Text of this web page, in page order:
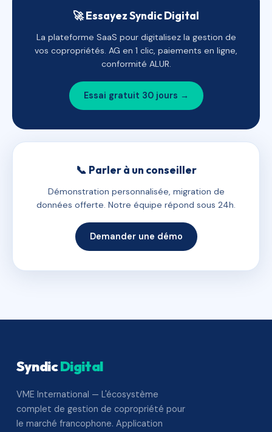
🚀 Essayez Syndic Digital
La plateforme SaaS pour digitalisez la gestion de
vos copropriétés. AG en 1 clic, paiements en ligne,
conformité ALUR.
Essai gratuit 30 jours →
📞 Parler à un conseiller
Démonstration personnalisée, migration de
données offerte. Notre équipe répond sous 24h.
Demander une démo
SyndicDigital
VME International — L'écosystème
complet de gestion de copropriété pour
le marché francophone. Application